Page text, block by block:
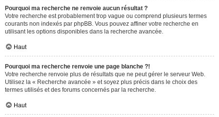
Pourquoi ma recherche ne renvoie aucun résultat ?
Votre recherche est probablement trop vague ou comprend plusieurs termes
courants non indexés par phpBB. Vous pouvez affiner votre recherche en
utilisant les options disponibles dans la recherche avancée.
Haut
Pourquoi ma recherche renvoie une page blanche ?!
Votre recherche renvoie plus de résultats que ne peut gérer le serveur Web.
Utilisez la « Recherche avancée » et soyez plus précis dans le choix des
termes utilisés et des forums concernés par la recherche.
Haut